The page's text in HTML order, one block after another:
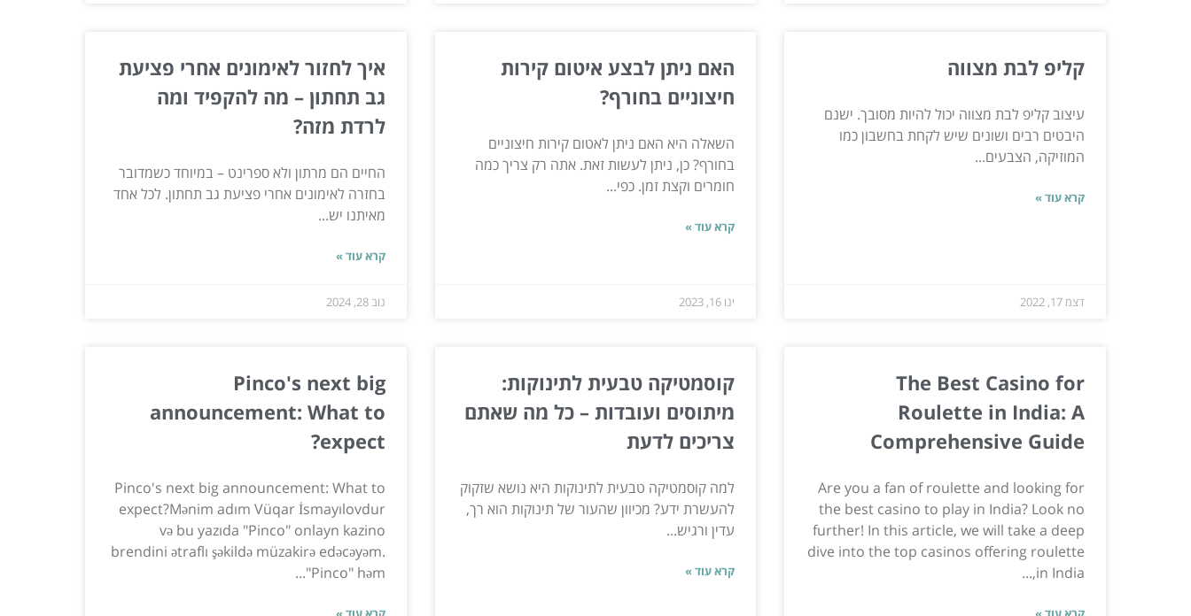
קליפ לבת מצווה
עיצוב קליפ לבת מצווה יכול להיות מסובך. ישנם
היבטים רבים ושונים שיש לקחת בחשבון כמו
המוזיקה, הצבעים...
קרא עוד »
דצמ 17, 2022
האם ניתן לבצע איטום קירות
חיצוניים בחורף?
השאלה היא האם ניתן לאטום קירות חיצוניים
בחורף? כן, ניתן לעשות זאת. אתה רק צריך כמה
חומרים וקצת זמן. כפי...
קרא עוד »
ינו 16, 2023
איך לחזור לאימונים אחרי פציעת
גב תחתון – מה להקפיד ומה
לרדת מזה?
החיים הם מרתון ולא ספרינט – במיוחד כשמדובר
בחזרה לאימונים אחרי פציעת גב תחתון. לכל אחד
מאיתנו יש...
קרא עוד »
נוב 28, 2024
The Best Casino for
Roulette in India: A
Comprehensive Guide
Are you a fan of roulette and looking for
the best casino to play in India? Look no
further! In this article, we will take a deep
dive into the top casinos offering roulette
in India,...
קוסמטיקה טבעית לתינוקות:
מיתוסים ועובדות – כל מה שאתם
צריכים לדעת
למה קוסמטיקה טבעית לתינוקות היא נושא שזקוק
להעשרת ידע? מכיוון שהעור של תינוקות הוא רך,
עדין ורגיש...
קרא עוד »
Pinco's next big
announcement: What to
expect?
Pinco's next big announcement: What to
expect?Mənim adım Vüqar İsmayılovdur
və bu yazıda "Pinco" onlayn kazino
brendini ətraflı şəkildə müzakirə edəcəyəm.
"Pinco" həm...